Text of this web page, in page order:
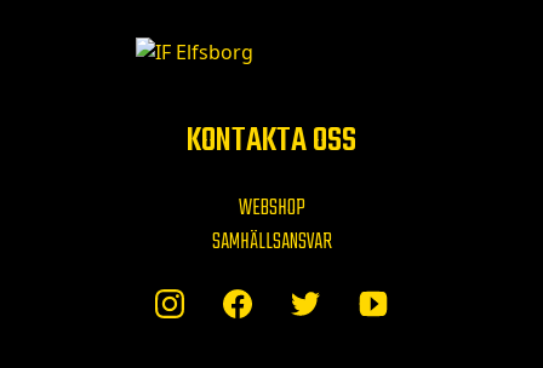
KONTAKTA OSS
WEBSHOP
SAMHÄLLSANSVAR